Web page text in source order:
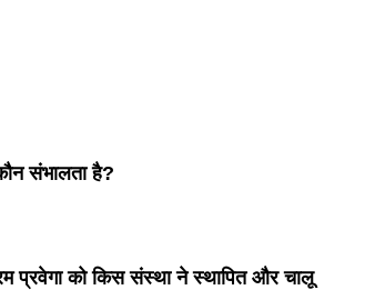
संभालता है?
प्रवेगा को किस संस्था ने स्थापित और चालू